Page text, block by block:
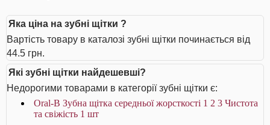
Яка ціна на зубні щітки ?
Вартість товару в каталозі зубні щітки починається від
44.5 грн.
Які зубні щітки найдешевші?
Недорогими товарами в категорії зубні щітки є:
Oral-B Зубна щітка середньої жорсткості 1 2 3 Чистота
та свіжість 1 шт